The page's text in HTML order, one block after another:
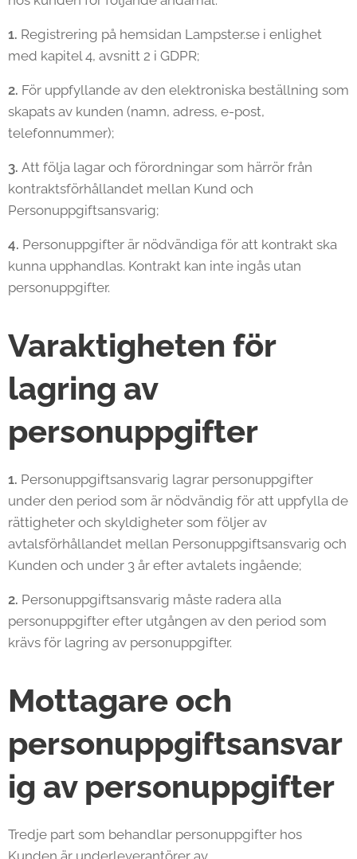
1. Registrering på hemsidan Lampster.se i enlighet
med kapitel 4, avsnitt 2 i GDPR;
2. För uppfyllande av den elektroniska beställning som
skapats av kunden (namn, adress, e-post,
telefonnummer);
3. Att följa lagar och förordningar som härrör från
kontraktsförhållandet mellan Kund och
Personuppgiftsansvarig;
4. Personuppgifter är nödvändiga för att kontrakt ska
kunna upphandlas. Kontrakt kan inte ingås utan
personuppgifter.
Varaktigheten för
lagring av
personuppgifter
1. Personuppgiftsansvarig lagrar personuppgifter
under den period som är nödvändig för att uppfylla de
rättigheter och skyldigheter som följer av
avtalsförhållandet mellan Personuppgiftsansvarig och
Kunden och under 3 år efter avtalets ingående;
2. Personuppgiftsansvarig måste radera alla
personuppgifter efter utgången av den period som
krävs för lagring av personuppgifter.
Mottagare och
personuppgiftsansvar
ig av personuppgifter
Tredje part som behandlar personuppgifter hos
Kunden är underleverantörer av